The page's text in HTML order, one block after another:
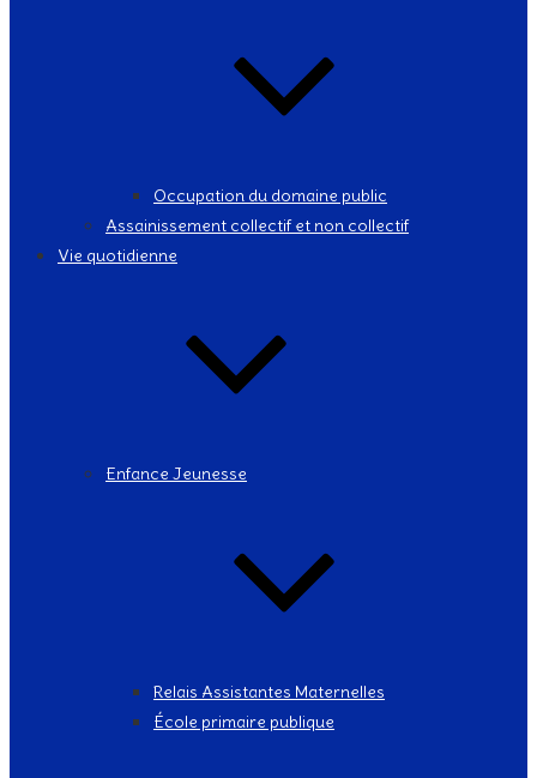
Occupation du domaine public
Assainissement collectif et non collectif
Vie quotidienne
Enfance Jeunesse
Relais Assistantes Maternelles
École primaire publique